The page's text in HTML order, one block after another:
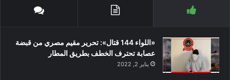
«اللواء 144 قتال»: تحرير مقيم مصري من قبضة
عصابة تحترف الخطف بطريق المطار
يناير 2, 2022